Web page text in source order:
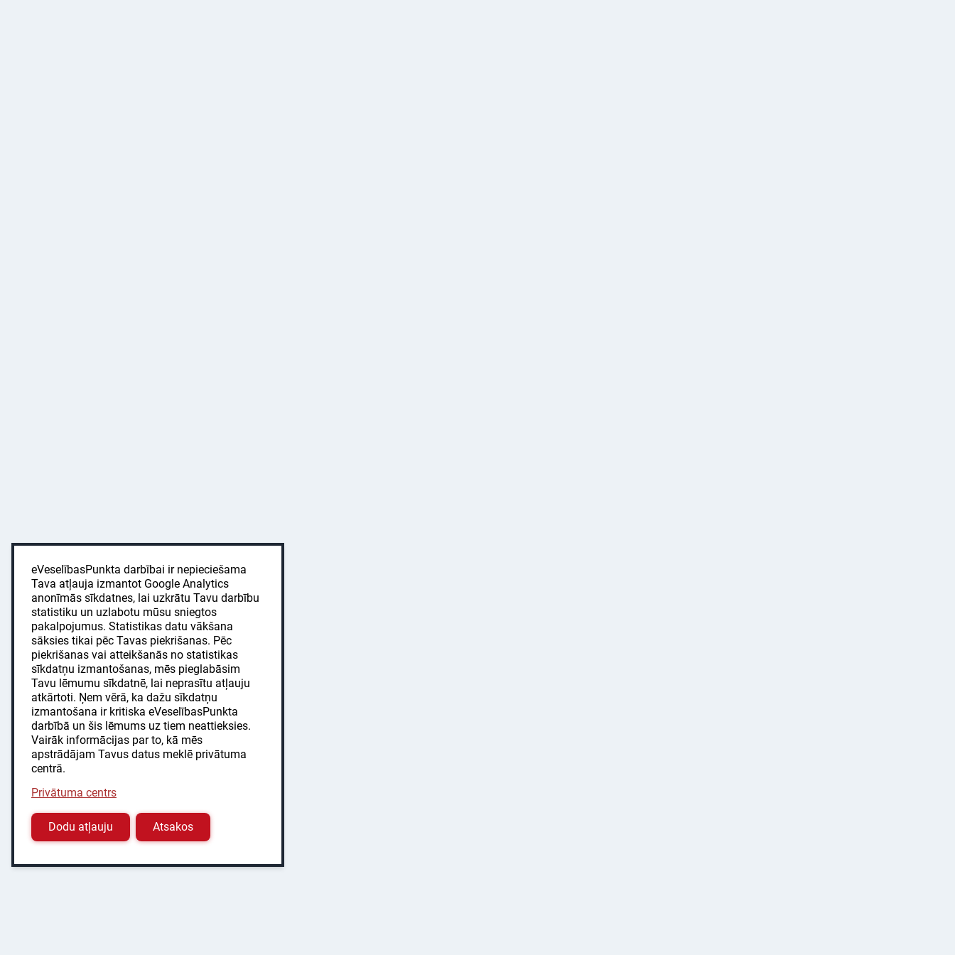
eVeselībasPunkta darbībai ir nepieciešama
Tava atļauja izmantot Google Analytics
anonīmās sīkdatnes, lai uzkrātu Tavu darbību
statistiku un uzlabotu mūsu sniegtos
pakalpojumus. Statistikas datu vākšana
sāksies tikai pēc Tavas piekrišanas. Pēc
piekrišanas vai atteikšanās no statistikas
sīkdatņu izmantošanas, mēs pieglabāsim
Tavu lēmumu sīkdatnē, lai neprasītu atļauju
atkārtoti. Ņem vērā, ka dažu sīkdatņu
izmantošana ir kritiska eVeselībasPunkta
darbībā un šis lēmums uz tiem neattieksies.
Vairāk informācijas par to, kā mēs
apstrādājam Tavus datus meklē privātuma
centrā.
Privātuma centrs
Dodu atļauju Atsakos